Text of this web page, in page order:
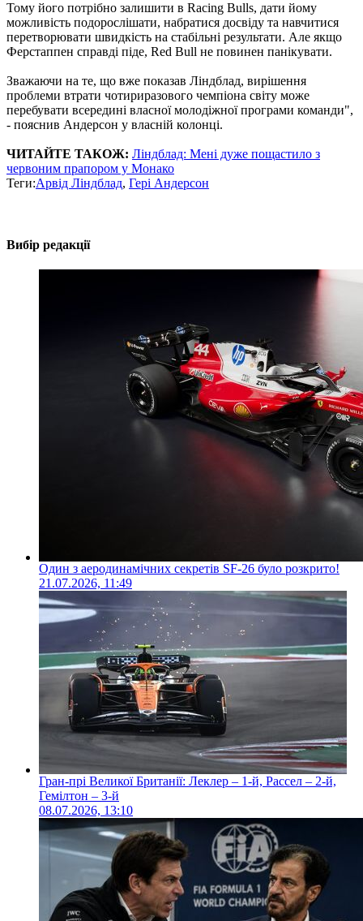
Тому його потрібно залишити в Racing Bulls, дати йому
можливість подорослішати, набратися досвіду та навчитися
перетворювати швидкість на стабільні результати. Але якщо
Ферстаппен справді піде, Red Bull не повинен панікувати.
Зважаючи на те, що вже показав Ліндблад, вирішення
проблеми втрати чотириразового чемпіона світу може
перебувати всередині власної молодіжної програми команди",
- пояснив Андерсон у власній колонці.
ЧИТАЙТЕ ТАКОЖ: Ліндблад: Мені дуже пощастило з
червоним прапором у Монако
Теги:Арвід Ліндблад, Гері Андерсон
Вибір редакції
Один з аеродинамічних секретів SF-26 було розкрито!
21.07.2026, 11:49
Гран-прі Великої Британії: Леклер – 1-й, Рассел – 2-й,
Гемілтон – 3-й
08.07.2026, 13:10